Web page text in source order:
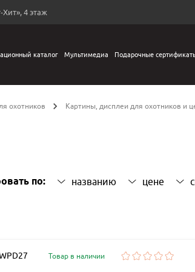
4 этаж
каталог Мультимедиа Подарочные
охотников Картины, дисплеи для охотников и
по: названию цене
Товар в наличии